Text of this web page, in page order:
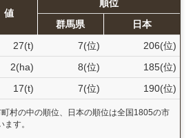
値
順位
群馬県
日本
27(t) 7(位)
206(位)
2(ha) 8(位)
185(位)
17(t) 7(位) 190(位)
村の中の順位、日本の順位は全国1805の市
す。